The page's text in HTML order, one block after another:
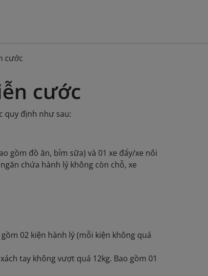
cước
cước
quy định như sau:
gồm đồ ăn, bỉm sữa) và 01 xe đẩy/xe nôi
chứa hành lý không còn chỗ, xe
02 kiện hành lý (mỗi kiện không quá
tay không vượt quá 12kg. Bao gồm 01